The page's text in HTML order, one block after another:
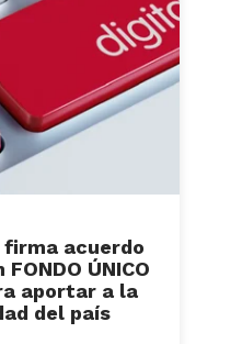
acuerdo
ÚNICO
aportar a la
del país